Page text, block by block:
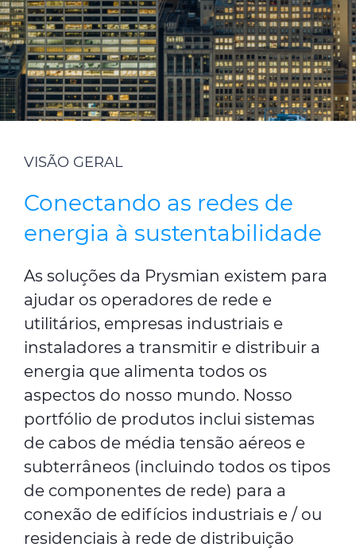
Código de Ética
Contato
VISÃO GERAL
Conectando as redes de
energia à sustentabilidade
As soluções da Prysmian existem para
ajudar os operadores de rede e
utilitários, empresas industriais e
instaladores a transmitir e distribuir a
energia que alimenta todos os
aspectos do nosso mundo. Nosso
portfólio de produtos inclui sistemas
de cabos de média tensão aéreos e
subterrâneos (incluindo todos os tipos
de componentes de rede) para a
conexão de edifícios industriais e / ou
residenciais à rede de distribuição